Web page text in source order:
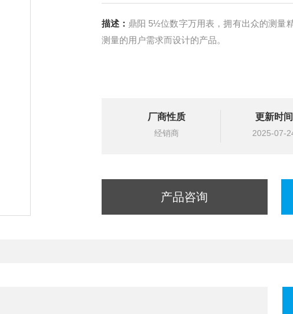
描述： 鼎阳 5½位数字万用表，拥有出众的测量
测量的用户需求而设计的产品。
厂商性质
经销商
更新时间
2025-07-
产品咨询